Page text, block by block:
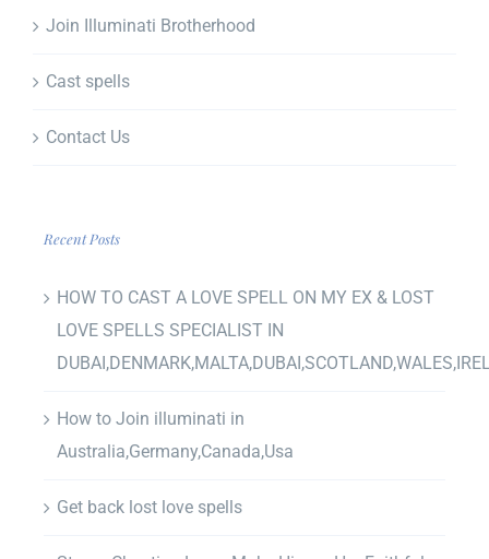
Join Illuminati Brotherhood
Cast spells
Contact Us
Recent Posts
HOW TO CAST A LOVE SPELL ON MY EX & LOST
LOVE SPELLS SPECIALIST IN
How to Join illuminati in
Australia,Germany,Canada,Usa
Get back lost love spells